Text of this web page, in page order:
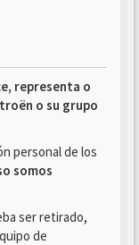
representa o
o su grupo
personal de los
somos
ser retirado,
de